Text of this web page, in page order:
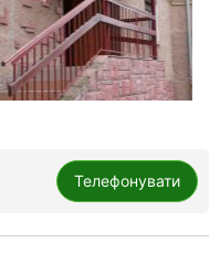
Телефонувати